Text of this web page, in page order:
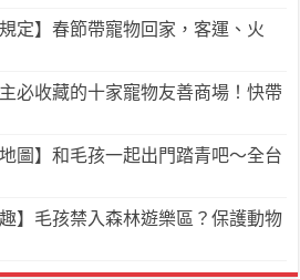
定】春節帶寵物回家，客運、火
必收藏的十家寵物友善商場！快帶
圖】和毛孩一起出門踏青吧～全台
】毛孩禁入森林遊樂區？保護動物